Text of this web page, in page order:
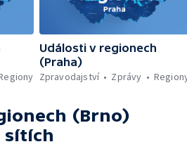
Události v regionech
(Praha)
Zpravodajství
Zprávy
(Brno)
sítích